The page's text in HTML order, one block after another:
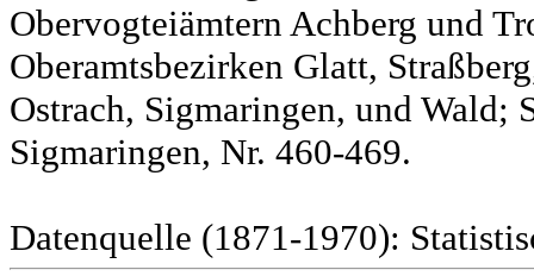
Obervogteiämtern Achberg und
Oberamtsbezirken Glatt,
Ostrach, Sigmaringen, und Wald;
Sigmaringen, Nr. 460-469.
Datenquelle (1871-1970):